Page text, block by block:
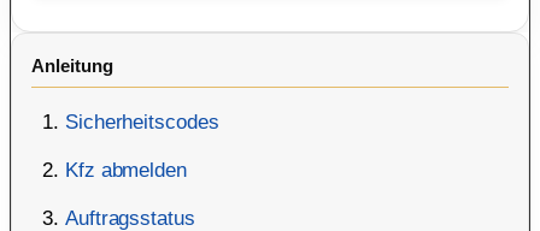
Anleitung
Sicherheitscodes
Kfz abmelden
Auftragsstatus